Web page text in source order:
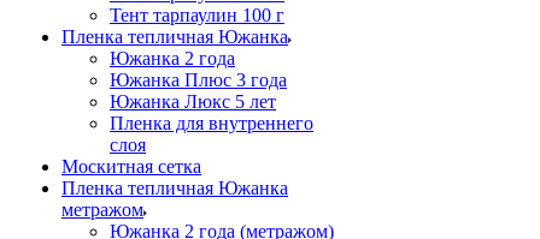
Тент тарпаулин 100 г
Пленка тепличная Южанка
Южанка 2 года
Южанка Плюс 3 года
Южанка Люкс 5 лет
Пленка для внутреннего
слоя
Москитная сетка
Пленка тепличная Южанка
метражом
Южанка 2 года (метражом)